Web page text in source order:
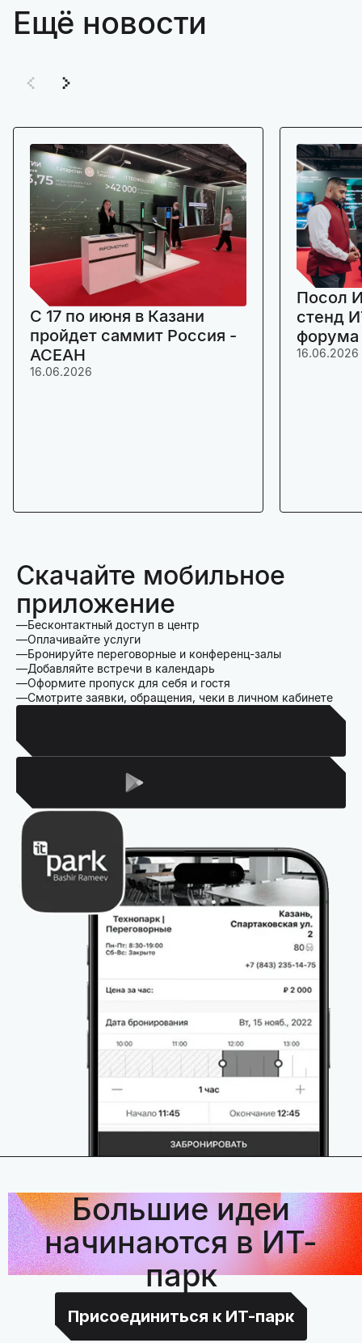
Ещё новости
C 17 по июня в Казани
пройдет саммит Россия -
АСЕАН
16.06.2026
Посол
стенд
16.06.2026
Скачайте мобильное
приложение
Бесконтактный доступ в центр
Оплачивайте услуги
Бронируйте переговорные и конференц-залы
Добавляйте встречи в календарь
Оформите пропуск для себя и гостя
Смотрите заявки, обращения, чеки в личном кабинете
Большие идеи
начинаются в ИТ-
парк
Присоединиться к ИТ-парк